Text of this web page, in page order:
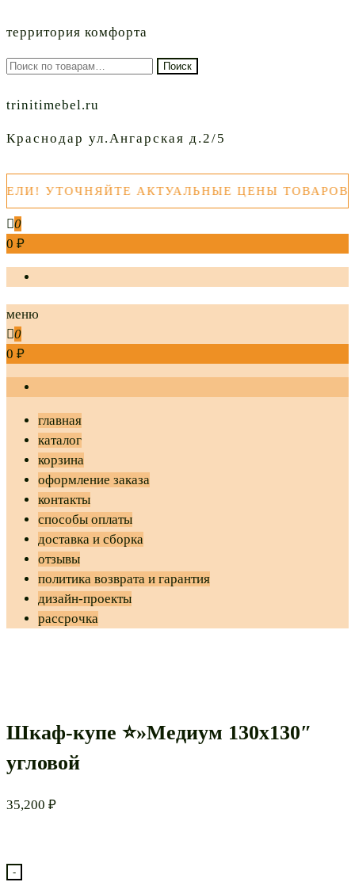
территория комфорта
Искать: Поиск
trinitimebel.ru
Краснодар ул.Ангарская д.2/5
УТОЧНЯЙТЕ АКТУАЛЬНЫЕ ЦЕНЫ ТОВАРОВ
0
0 ₽
меню
0
0 ₽
главная
каталог
корзина
оформление заказа
контакты
способы оплаты
доставка и сборка
отзывы
политика возврата и гарантия
дизайн-проекты
рассрочка
Шкаф-купе ⭐»Медиум 130х130″
угловой
35,200 ₽
-